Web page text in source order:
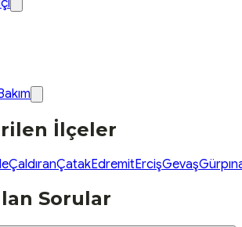
İlçeler
ÇaldıranÇatakEdremitErcişGevaş
Sorular